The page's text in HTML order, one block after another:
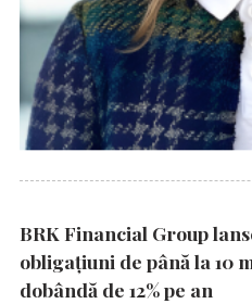
BRK Financial Group
obligațiuni de până la 10
dobândă de 12% pe an